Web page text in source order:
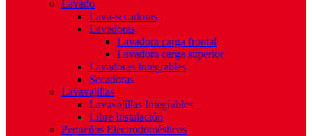
Lavado
Lava-secadoras
Lavadoras
Lavadora carga frontal
Lavadora carga superior
Lavadoras Integrables
Secadoras
Lavavajillas
Lavavajillas Integrables
Libre Instalación
Pequeños Electrodomésticos